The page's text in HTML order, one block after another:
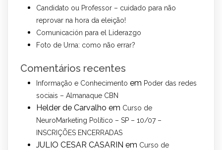
Candidato ou Professor – cuidado para não
reprovar na hora da eleição!
Comunicación para el Liderazgo
Foto de Urna: como não errar?
Comentários recentes
Informação e Conhecimento em Poder das redes
sociais – Almanaque CBN
Helder de Carvalho em Curso de
NeuroMarketing Político – SP – 10/07 –
INSCRIÇÕES ENCERRADAS
JULIO CESAR CASARIN em Curso de